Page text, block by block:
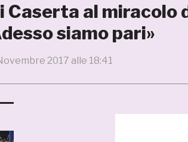
Caserta al miracolo
siamo pari»
2017 alle 18:41